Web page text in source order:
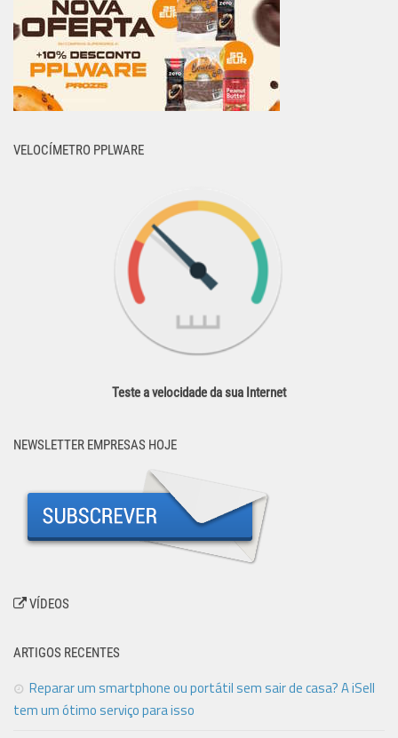
VELOCÍMETRO PPLWARE
Teste a velocidade da sua Internet
NEWSLETTER EMPRESAS HOJE
VÍDEOS
ARTIGOS RECENTES
Reparar um smartphone ou portátil sem sair de casa? A iSell
tem um ótimo serviço para isso